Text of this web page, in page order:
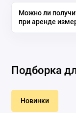
Можно ли
при аренде
Подборка
Новинки